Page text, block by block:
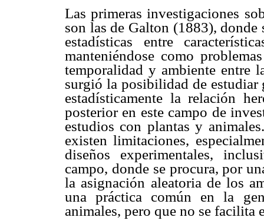
Las primeras investigaciones
son las de Galton (1883), donde
estadísticas entre
manteniéndose como
temporalidad y ambiente entre
surgió la posibilidad de estudiar
estadísticamente la relación
posterior en este campo de
estudios con plantas y
existen limitaciones,
diseños experimentales,
campo, donde se procura, por
la asignación aleatoria de los
una práctica común en la
animales, pero que no se facilita